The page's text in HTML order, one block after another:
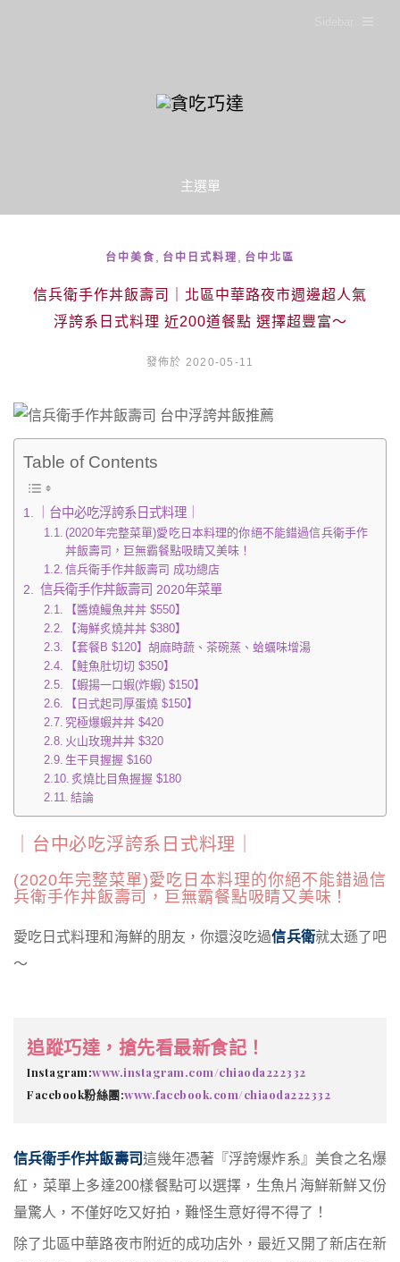
主選單
台中美食 台中日式料理 台中北區
信兵衛手作丼飯壽司｜北區中華路夜市週邊超人氣
浮誇系日式料理 近200道餐點 選擇超豐富～
發佈於 2020-05-11
Table of Contents
｜台中必吃浮誇系日式料理｜
(2020年完整菜單)愛吃日本料理的你絕不能錯過信兵衛手作
丼飯壽司，巨無霸餐點吸睛又美味！
信兵衛手作丼飯壽司 成功總店
信兵衛手作丼飯壽司 2020年菜單
【醬燒鰻魚丼丼 $550】
【海鮮炙燒丼丼 $380】
【套餐B $120】胡麻時蔬、茶碗蒸、蛤蠣味增湯
【鮭魚肚切切 $350】
【蝦揚一口蝦(炸蝦) $150】
【日式起司厚蛋燒 $150】
究極爆蝦丼丼 $420
火山玫瑰丼丼 $320
生干貝握握 $160
炙燒比目魚握握 $180
結論
｜台中必吃浮誇系日式料理｜
(2020年完整菜單)愛吃日本料理的你絕不能錯過信
兵衛手作丼飯壽司，巨無霸餐點吸睛又美味！
愛吃日式料理和海鮮的朋友，你還沒吃過信兵衛就太遜了吧
～
追蹤巧達，搶先看最新食記！
Instagram:www.instagram.com/chiaoda222332
Facebook粉絲團:www.facebook.com/chiaoda222332
信兵衛手作丼飯壽司這幾年憑著『浮誇爆炸系』美食之名爆
紅，菜單上多達200樣餐點可以選擇，生魚片海鮮新鮮又份
量驚人，不僅好吃又好拍，難怪生意好得不得了！
除了北區中華路夜市附近的成功店外，最近又開了新店在新